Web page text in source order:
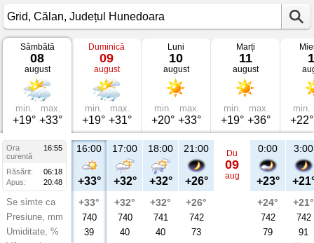
Vremea
Grid
Călan,
Județul
Hunedoara
Sâmbătă
08
august
min.
+19°
max.
+33°
Duminică
09
august
min.
+19°
max.
+31°
Luni
10
august
min.
+20°
max.
+33°
Marți
11
august
min.
+19°
max.
+36°
min.
+22°
Ora
16:55
curentă
Răsărit:
06:18
Apus:
20:48
Se simte ca
Presiune, mm
Umiditate, %
16:00
+33°
+33°
740
39
17:00
+32°
+32°
740
40
18:00
+32°
+32°
741
40
21:00
+26°
+26°
742
73
Du
09
aug
0:00
+23°
+24°
742
79
3:00
+21°
742
91